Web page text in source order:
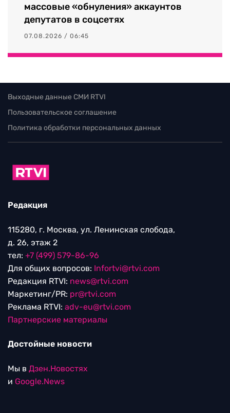
массовые «обнуления» аккаунтов
депутатов в соцсетях
07.08.2026 / 06:45
Выходные данные СМИ RTVI
Пользовательское соглашение
Политика обработки персональных данных
Редакция
115280, г. Москва, ул. Ленинская слобода,
д. 26, этаж 2
тел: +7 (499) 579-86-96
Для общих вопросов: Infortvi@rtvi.com
Редакция RTVI: news@rtvi.com
Маркетинг/PR: pr@rtvi.com
Реклама RTVI: adv-eu@rtvi.com
Партнерские материалы
Достойные новости
Мы в Дзен.Новостях
и Google.News